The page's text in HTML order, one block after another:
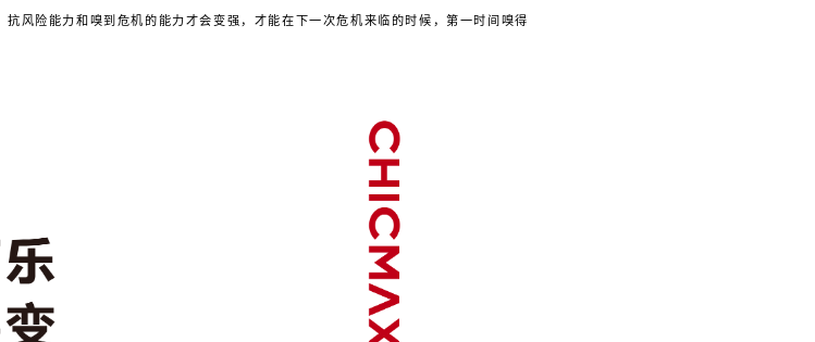
风险能力和嗅到危机的能力才会变强，才能在下一次危机来临的时候，第一时间嗅得